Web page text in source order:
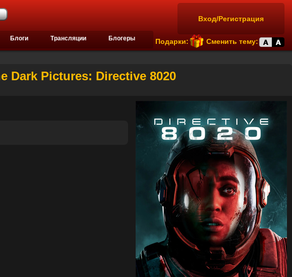
Вход/Регистрация
Подарки: Сменить тему:
Блоги Трансляции Блогеры
Dark Pictures: Directive 8020